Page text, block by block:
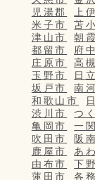
児湯郡
上
米子市
苫
津山市
朝
都留市
府
庄原市
高
玉野市
日
坂戸市
南
和歌山市
渋川市
つ
亀岡市
一
吹田市
阪
鹿屋市
あ
由布市
下
蓮田市
各